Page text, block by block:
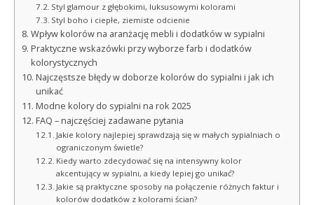
Styl glamour z głębokimi, luksusowymi kolorami
Styl boho i ciepłe, ziemiste odcienie
Wpływ kolorów na aranżację mebli i dodatków w sypialni
Praktyczne wskazówki przy wyborze farb i dodatków
kolorystycznych
Najczęstsze błędy w doborze kolorów do sypialni i jak ich
unikać
Modne kolory do sypialni na rok 2025
FAQ – najczęściej zadawane pytania
Jakie kolory najlepiej sprawdzają się w małych sypialniach o
ograniczonym świetle?
Kiedy warto zdecydować się na intensywny kolor
akcentujący w sypialni, a kiedy lepiej go unikać?
Jakie są praktyczne sposoby na połączenie różnych faktur i
kolorów dodatków z kolorami ścian?